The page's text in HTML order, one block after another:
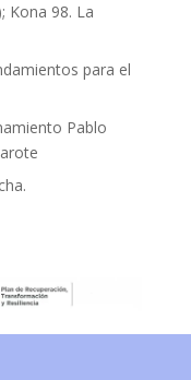
Kona 98. La
para el
Pablo